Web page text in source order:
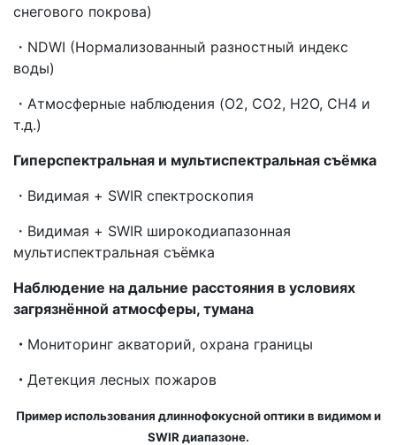
снегового покрова)
・NDWI (Нормализованный разностный индекс
воды)
・Атмосферные наблюдения (O2, CO2, H2O, CH4 и
т.д.)
Гиперспектральная и мультиспектральная съёмка
・Видимая + SWIR спектроскопия
・Видимая + SWIR широкодиапазонная
мультиспектральная съёмка
Наблюдение на дальние расстояния в условиях
загрязнённой атмосферы, тумана
・ Мониторинг акваторий, охрана границы
・ Детекция лесных пожаров
Пример использования длиннофокусной оптики в видимом и
SWIR диапазоне.